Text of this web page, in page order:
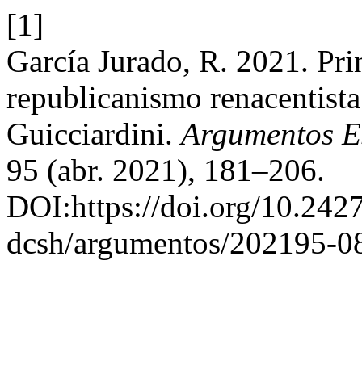
[1]
García Jurado, R. 2021.
republicanismo
Guicciardini.Argumentos
95 (abr. 2021), 181–206.
DOI:https://doi.org/
dcsh/argumentos/202195-